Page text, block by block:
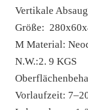
Vertikale
Größe:
M Material:
N.W.:2. 9 KGS
Vorlaufzeit: